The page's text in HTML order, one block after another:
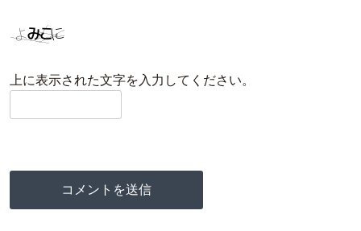
上に表示された文字を入力してください。